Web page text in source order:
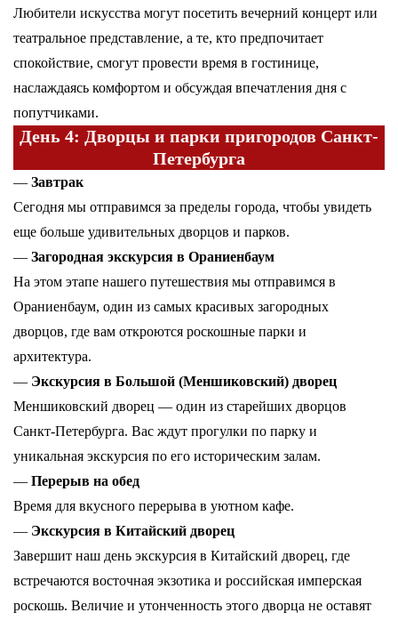
Любители искусства могут посетить вечерний концерт или
театральное представление, а те, кто предпочитает
спокойствие, смогут провести время в гостинице,
наслаждаясь комфортом и обсуждая впечатления дня с
попутчиками.
День 4: Дворцы и парки пригородов Санкт-
Петербурга
—Завтрак
Сегодня мы отправимся за пределы города, чтобы увидеть
еще больше удивительных дворцов и парков.
—Загородная экскурсия в Ораниенбаум
На этом этапе нашего путешествия мы отправимся в
Ораниенбаум, один из самых красивых загородных
дворцов, где вам откроются роскошные парки и
архитектура.
— Экскурсия в Большой (Меншиковский) дворец
Меншиковский дворец — один из старейших дворцов
Санкт-Петербурга. Вас ждут прогулки по парку и
уникальная экскурсия по его историческим залам.
—Перерыв на обед
Время для вкусного перерыва в уютном кафе.
— Экскурсия в Китайский дворец
Завершит наш день экскурсия в Китайский дворец, где
встречаются восточная экзотика и российская имперская
роскошь. Величие и утонченность этого дворца не оставят